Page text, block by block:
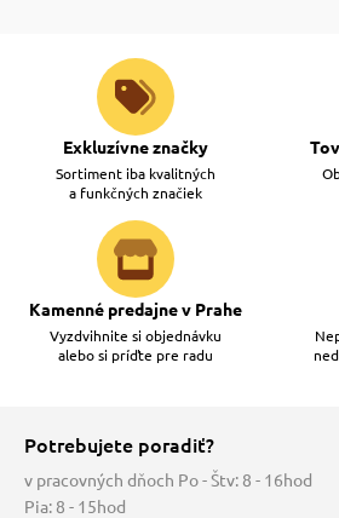
Exkluzívne značky
Sortiment iba kvalitných
a funkčných značiek
Kamenné predajne v Prahe
Vyzdvihnite si objednávku
alebo si príďte pre radu
Potrebujete poradiť?
v pracovných dňoch Po - Štv: 8 - 16hod
Pia: 8 - 15hod